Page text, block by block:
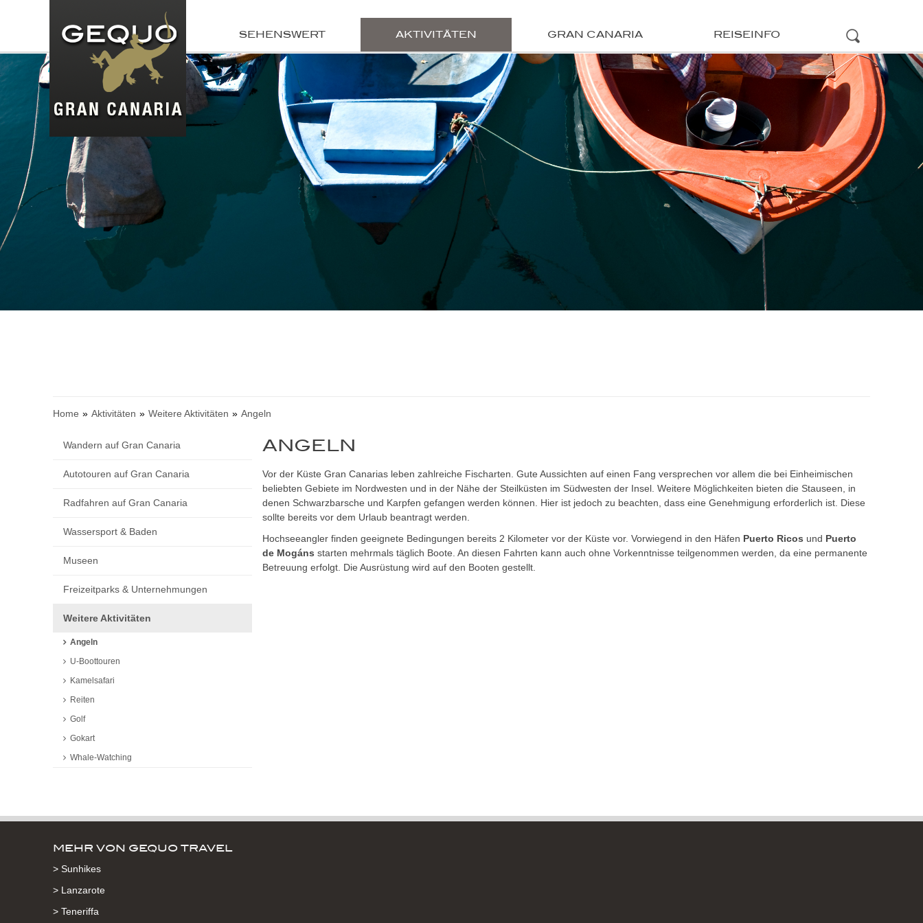
SEHENSWERT AKTIVITÄTEN GRAN CANARIA REISEINFO
Home Aktivitäten Weitere Aktivitäten Angeln
Wandern auf Gran Canaria
Autotouren auf Gran Canaria
Radfahren auf Gran Canaria
Wassersport & Baden
Museen
Freizeitparks & Unternehmungen
Weitere Aktivitäten
Angeln
U-Boottouren
Kamelsafari
Reiten
Golf
Gokart
Whale-Watching
ANGELN
Vor der Küste Gran Canarias leben zahlreiche Fischarten. Gute Aussichten auf einen Fang versprechen vor allem die bei Einheimischen
beliebten Gebiete im Nordwesten und in der Nähe der Steilküsten im Südwesten der Insel. Weitere Möglichkeiten bieten die Stauseen, in
denen Schwarzbarsche und Karpfen gefangen werden können. Hier ist jedoch zu beachten, dass eine Genehmigung erforderlich ist. Diese
sollte bereits vor dem Urlaub beantragt werden.
Hochseeangler finden geeignete Bedingungen bereits 2 Kilometer vor der Küste vor. Vorwiegend in den Häfen Puerto Ricos und Puerto
de Mogáns starten mehrmals täglich Boote. An diesen Fahrten kann auch ohne Vorkenntnisse teilgenommen werden, da eine permanente
Betreuung erfolgt. Die Ausrüstung wird auf den Booten gestellt.
MEHR VON GEQUO TRAVEL
> Sunhikes
> Lanzarote
> Teneriffa